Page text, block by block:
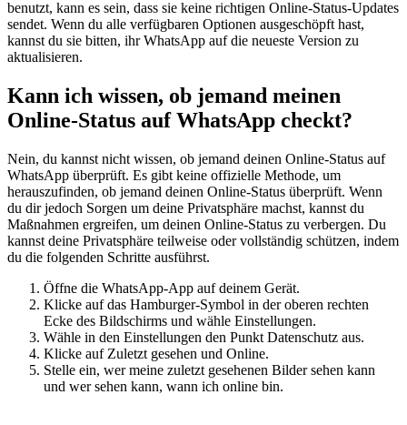
benutzt, kann es sein, dass sie keine richtigen Online-Status-Updates
sendet. Wenn du alle verfügbaren Optionen ausgeschöpft hast,
kannst du sie bitten, ihr WhatsApp auf die neueste Version zu
aktualisieren.
Kann ich wissen, ob jemand meinen
Online-Status auf WhatsApp checkt?
Nein, du kannst nicht wissen, ob jemand deinen Online-Status auf
WhatsApp überprüft. Es gibt keine offizielle Methode, um
herauszufinden, ob jemand deinen Online-Status überprüft. Wenn
du dir jedoch Sorgen um deine Privatsphäre machst, kannst du
Maßnahmen ergreifen, um deinen Online-Status zu verbergen. Du
kannst deine Privatsphäre teilweise oder vollständig schützen, indem
du die folgenden Schritte ausführst.
Öffne die WhatsApp-App auf deinem Gerät.
Klicke auf das Hamburger-Symbol in der oberen rechten
Ecke des Bildschirms und wähle Einstellungen.
Wähle in den Einstellungen den Punkt Datenschutz aus.
Klicke auf Zuletzt gesehen und Online.
Stelle ein, wer meine zuletzt gesehenen Bilder sehen kann
und wer sehen kann, wann ich online bin.